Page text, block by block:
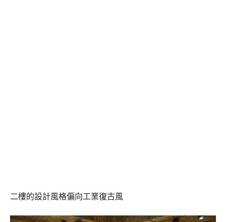
二樓的設計風格偏向工業復古風